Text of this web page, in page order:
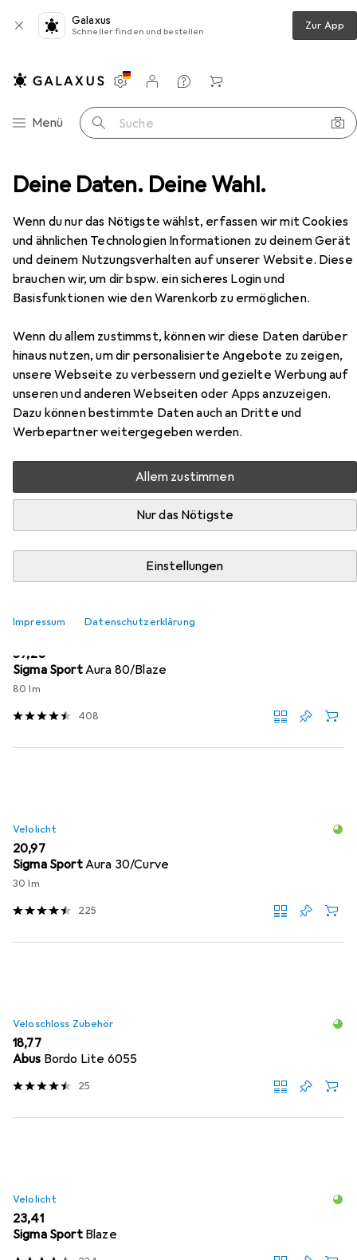
Deine Daten. Deine Wahl.
Wenn du nur das Nötigste wählst, erfassen wir mit Cookies
und ähnlichen Technologien Informationen zu deinem Gerät
und deinem Nutzungsverhalten auf unserer Website. Diese
brauchen wir, um dir bspw. ein sicheres Login und
Basisfunktionen wie den Warenkorb zu ermöglichen.
Wenn du allem zustimmst, können wir diese Daten darüber
hinaus nutzen, um dir personalisierte Angebote zu zeigen,
unsere Webseite zu verbessern und gezielte Werbung auf
unseren und anderen Webseiten oder Apps anzuzeigen.
Dazu können bestimmte Daten auch an Dritte und
Werbepartner weitergegeben werden.
Allem zustimmen
Nur das Nötigste
Einstellungen
Impressum Datenschutzerklärung
Galaxus
Schneller finden und bestellen Zur App
Navigation nach Kategorien
Menü Suche
Einstellungen
Kundenkonto
Vergleichslisten
Merklisten
Warenkorb
Onguard bicycle lock MASTIFF 8125 (ONG-8125)
Onguardbicycle lock MASTIFF 8125
(ONG-8125)
120 cm
Zubehör für Onguard bicycle lock
MASTIFF 8125 (ONG-8125)
Hier findest du passendes Zubehör zum Produkt Onguard
bicycle lock MASTIFF 8125 (ONG-8125) aus den
Kategorien Velolicht und Veloschloss Zubehör.
Relevanz
EUR
59,28
Sigma SportAura 80/Blaze
80 lm
408
Velolicht
EUR
20,97
Sigma SportAura 30/Curve
30 lm
225
Veloschloss Zubehör
EUR
18,77
Abus Bordo Lite 6055
25
Velolicht
EUR
23,41
Sigma Sport Blaze